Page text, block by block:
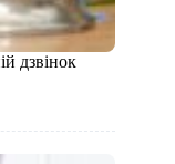
дзвінок